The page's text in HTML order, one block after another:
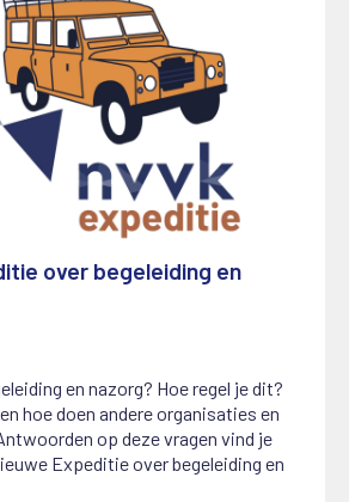
over begeleiding en
en nazorg? Hoe regel je dit?
hoe doen andere organisaties en
op deze vragen vind je
Expeditie over begeleiding en